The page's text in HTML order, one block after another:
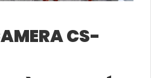
CS-